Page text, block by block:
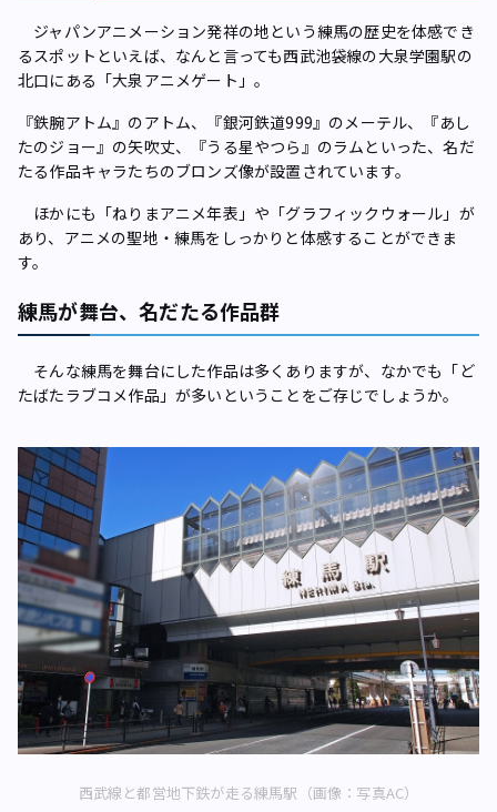
ジャパンアニメーション発祥の地という練馬の歴史を体感でき
るスポットといえば、なんと言っても西武池袋線の大泉学園駅の
北口にある「大泉アニメゲート」。
『鉄腕アトム』のアトム、『銀河鉄道999』のメーテル、『あし
たのジョー』の矢吹丈、『うる星やつら』のラムといった、名だ
たる作品キャラたちのブロンズ像が設置されています。
ほかにも「ねりまアニメ年表」や「グラフィックウォール」が
あり、アニメの聖地・練馬をしっかりと体感することができま
す。
練馬が舞台、名だたる作品群
そんな練馬を舞台にした作品は多くありますが、なかでも「ど
たばたラブコメ作品」が多いということをご存じでしょうか。
西武線と都営地下鉄が走る練馬駅（画像：写真AC）